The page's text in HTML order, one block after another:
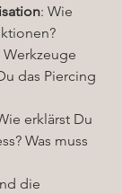
: Wie
Werkzeuge
das Piercing
erklärst Du
Was muss
die